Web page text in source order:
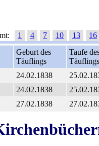
1 4 7 10 13
16
Geburt des
Täuflings
Taufe
Täuflings
24.02.1838
24.02.1838
27.02.1838